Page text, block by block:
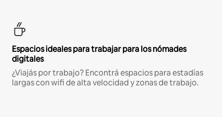
Espacios ideales para trabajar para los nómades
digitales
¿Viajás por trabajo? Encontrá espacios para estadías
largas con wifi de alta velocidad y zonas de trabajo.